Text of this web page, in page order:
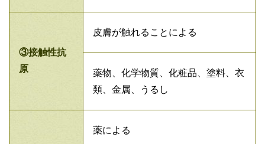
③接触性抗
原
皮膚が触れることによる
薬物、化学物質、化粧品、塗料、衣
類、金属、うるし
薬による